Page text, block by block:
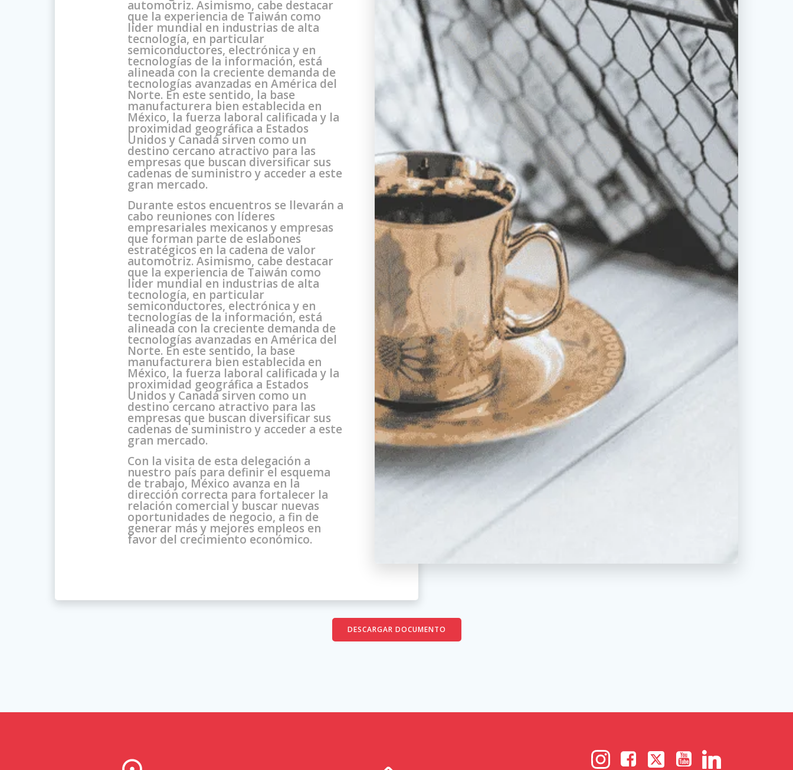
automotriz. Asimismo, cabe destacar
que la experiencia de Taiwán como
líder mundial en industrias de alta
tecnología, en particular
semiconductores, electrónica y en
tecnologías de la información, está
alineada con la creciente demanda de
tecnologías avanzadas en América del
Norte. En este sentido, la base
manufacturera bien establecida en
México, la fuerza laboral calificada y la
proximidad geográfica a Estados
Unidos y Canadá sirven como un
destino cercano atractivo para las
empresas que buscan diversificar sus
cadenas de suministro y acceder a este
gran mercado.
Durante estos encuentros se llevarán a
cabo reuniones con líderes
empresariales mexicanos y empresas
que forman parte de eslabones
estratégicos en la cadena de valor
automotriz. Asimismo, cabe destacar
que la experiencia de Taiwán como
líder mundial en industrias de alta
tecnología, en particular
semiconductores, electrónica y en
tecnologías de la información, está
alineada con la creciente demanda de
tecnologías avanzadas en América del
Norte. En este sentido, la base
manufacturera bien establecida en
México, la fuerza laboral calificada y la
proximidad geográfica a Estados
Unidos y Canadá sirven como un
destino cercano atractivo para las
empresas que buscan diversificar sus
cadenas de suministro y acceder a este
gran mercado.
Con la visita de esta delegación a
nuestro país para definir el esquema
de trabajo, México avanza en la
dirección correcta para fortalecer la
relación comercial y buscar nuevas
oportunidades de negocio, a fin de
generar más y mejores empleos en
favor del crecimiento económico.
DESCARGAR DOCUMENTO